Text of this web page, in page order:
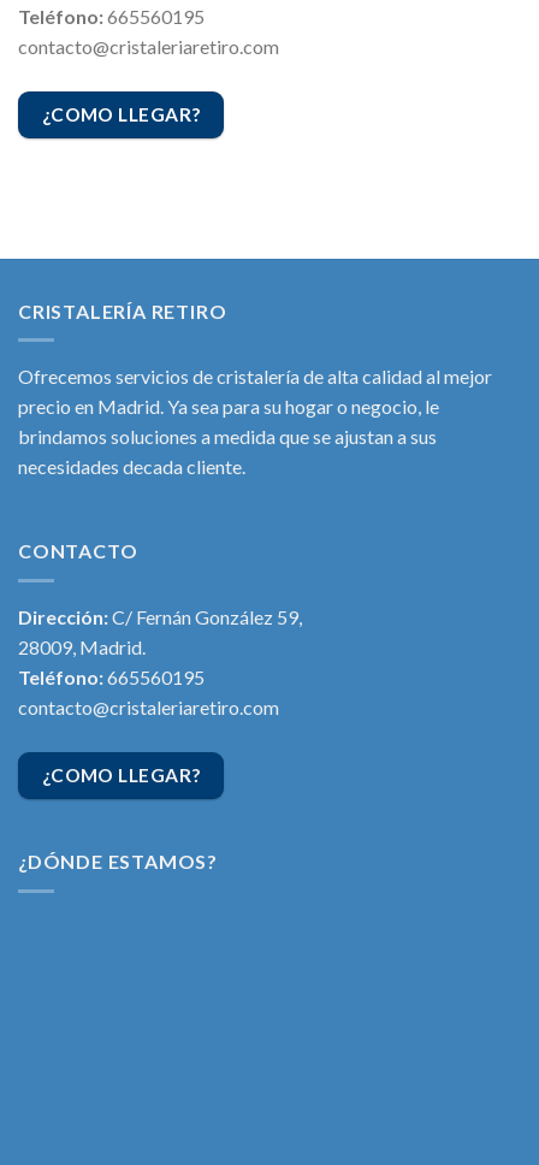
Teléfono:665560195
contacto@cristaleriaretiro.com
¿COMO LLEGAR?
CRISTALERÍA RETIRO
Ofrecemos servicios de cristalería de alta calidad al mejor
precio en Madrid. Ya sea para su hogar o negocio, le
brindamos soluciones a medida que se ajustan a sus
necesidades decada cliente.
CONTACTO
Dirección:C/ Fernán González 59,
28009, Madrid.
Teléfono:665560195
contacto@cristaleriaretiro.com
¿COMO LLEGAR?
¿DÓNDE ESTAMOS?